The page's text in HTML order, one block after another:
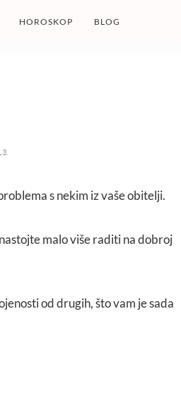
HOROSKOP BLOG
s nekim iz vaše obitelji.
malo više raditi na dobroj
od drugih, što vam je sada